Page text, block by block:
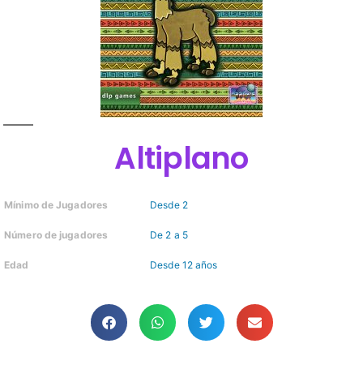
Altiplano
Mínimo de Jugadores Desde 2
Número de jugadores De 2 a 5
Edad Desde 12 años